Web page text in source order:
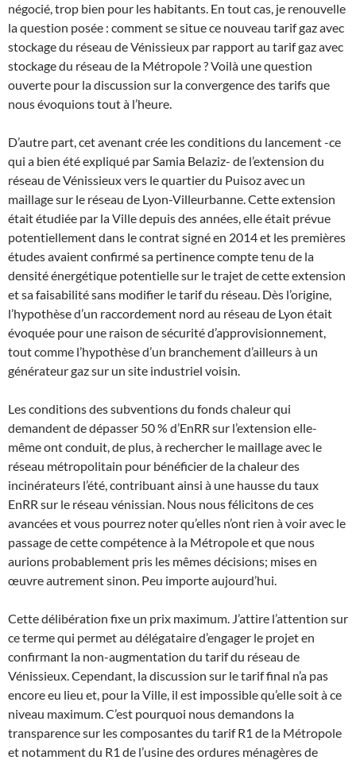
négocié, trop bien pour les habitants. En tout cas, je renouvelle
la question posée : comment se situe ce nouveau tarif gaz avec
stockage du réseau de Vénissieux par rapport au tarif gaz avec
stockage du réseau de la Métropole ? Voilà une question
ouverte pour la discussion sur la convergence des tarifs que
nous évoquions tout à l’heure.
D’autre part, cet avenant crée les conditions du lancement -ce
qui a bien été expliqué par Samia Belaziz- de l’extension du
réseau de Vénissieux vers le quartier du Puisoz avec un
maillage sur le réseau de Lyon-Villeurbanne. Cette extension
était étudiée par la Ville depuis des années, elle était prévue
potentiellement dans le contrat signé en 2014 et les premières
études avaient confirmé sa pertinence compte tenu de la
densité énergétique potentielle sur le trajet de cette extension
et sa faisabilité sans modifier le tarif du réseau. Dès l’origine,
l’hypothèse d’un raccordement nord au réseau de Lyon était
évoquée pour une raison de sécurité d’approvisionnement,
tout comme l’hypothèse d’un branchement d’ailleurs à un
générateur gaz sur un site industriel voisin.
Les conditions des subventions du fonds chaleur qui
demandent de dépasser 50 % d’EnRR sur l’extension elle-
même ont conduit, de plus, à rechercher le maillage avec le
réseau métropolitain pour bénéficier de la chaleur des
incinérateurs l’été, contribuant ainsi à une hausse du taux
EnRR sur le réseau vénissian. Nous nous félicitons de ces
avancées et vous pourrez noter qu’elles n’ont rien à voir avec le
passage de cette compétence à la Métropole et que nous
aurions probablement pris les mêmes décisions; mises en
œuvre autrement sinon. Peu importe aujourd’hui.
Cette délibération fixe un prix maximum. J’attire l’attention sur
ce terme qui permet au délégataire d’engager le projet en
confirmant la non-augmentation du tarif du réseau de
Vénissieux. Cependant, la discussion sur le tarif final n’a pas
encore eu lieu et, pour la Ville, il est impossible qu’elle soit à ce
niveau maximum. C’est pourquoi nous demandons la
transparence sur les composantes du tarif R1 de la Métropole
et notamment du R1 de l’usine des ordures ménagères de